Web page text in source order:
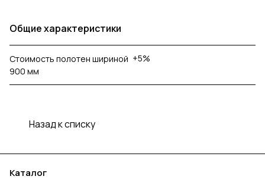
Общие характеристики
Стоимость полотен шириной
900 мм
+5%
Назад к списку
Каталог